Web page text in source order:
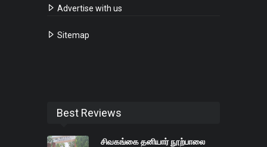
Advertise with us
Sitemap
Best Reviews
சிவகங்கை தனியார் நூற்பாலை